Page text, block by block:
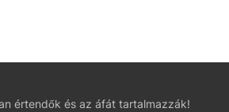
értendők és az áfát tartalmazzák!